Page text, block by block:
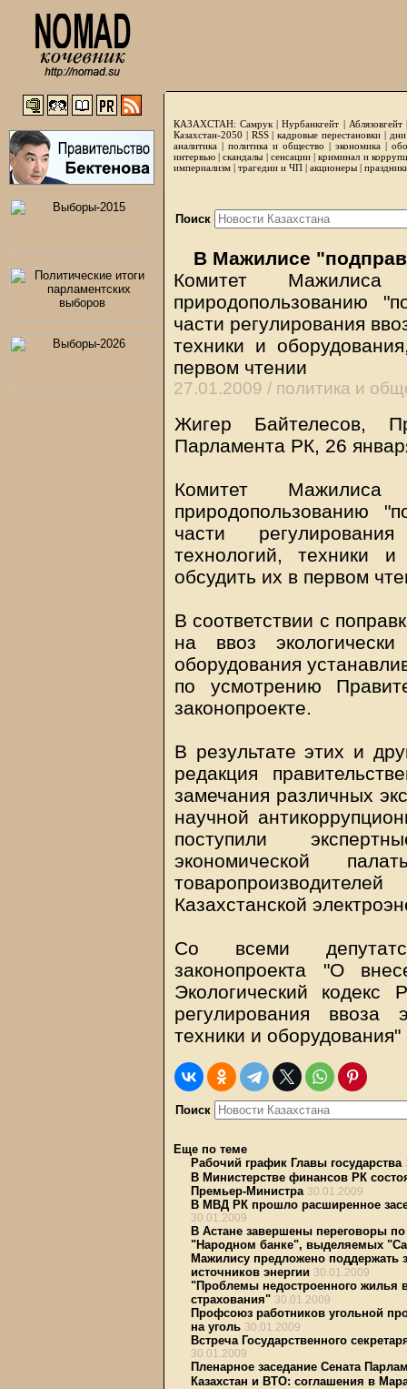
КАЗАХСТАН: Самрук |Нурбанкгейт | Аблязовгейт
Казахстан-2050 | RSS|кадровые перестановки|
аналитика | политика и общество | экономика |
интервью |скандалы | сенсации|криминал и
империализм | трагедии и ЧП | акционеры |
Поиск
В Мажилисе
Комитет
природопользованию
части регулирования
техники и
первом чтении
27.01.2009 / политика и
Жигер Байтелесов,
Парламента РК, 26
Комитет
природопользованию
части
технологий, техники
обсудить их в первом
В соответствии с
на ввоз
оборудования
по усмотрению
законопроекте.
В результате этих и
редакция
замечания различных
научной
поступили
экономической
Казахстанской
Со всеми
законопроекта "О
Экологический кодекс
регулирования ввоза
техники и оборудования"
Поиск
Еще по теме
Рабочий график Главы государства
В Министерстве финансов РК
Премьер-Министра 30.01.2009
В МВД РК прошло расширенное
30.01.2009
В Астане завершены переговоры
"Народном банке", выделяемых
Мажилису предложено поддержать
источников энергии 30.01.2009
"Проблемы недостроенного жилья
страхования" 30.01.2009
Профсоюз работников угольной
на уголь 30.01.2009
Встреча Государственного
30.01.2009
Пленарное заседание Сената
Казахстан и ВТО: соглашения в